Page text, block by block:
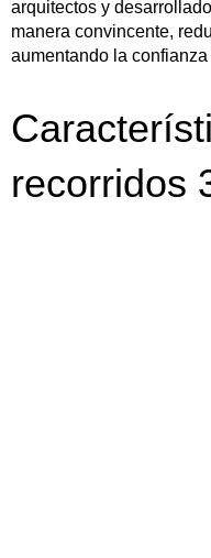
arquitectos y
manera convincente,
aumentando la
recorridos